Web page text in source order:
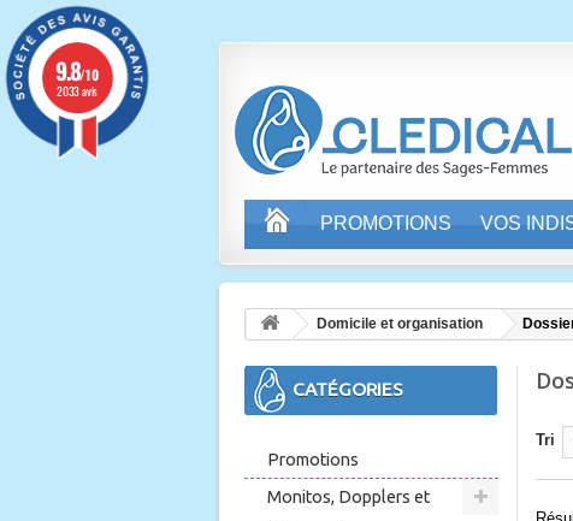
PROMOTIONS VOS
Domicile et organisation
CATÉGORIES
Promotions
Monitos, Dopplers et
Tri
9.8/10
2033 avis